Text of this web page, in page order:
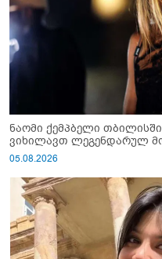
ნაომი ქემპბელი
ვიხილავთ ლეგენდარულ
05.08.2026